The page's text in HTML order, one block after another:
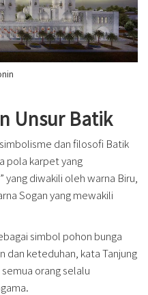
Unsur Batik
dan filosofi Batik
pola karpet yang
diwakili oleh warna Biru,
Sogan yang mewakili
simbol pohon bunga
dan keteduhan, kata Tanjung
orang selalu